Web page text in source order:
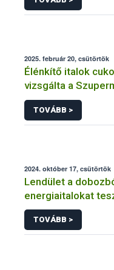
2025. február 20, csütörtök
Élénkítő italok
vizsgálta a
TOVÁBB >
2024. október 17, csütörtök
Lendület a
energiaitalokat
TOVÁBB >